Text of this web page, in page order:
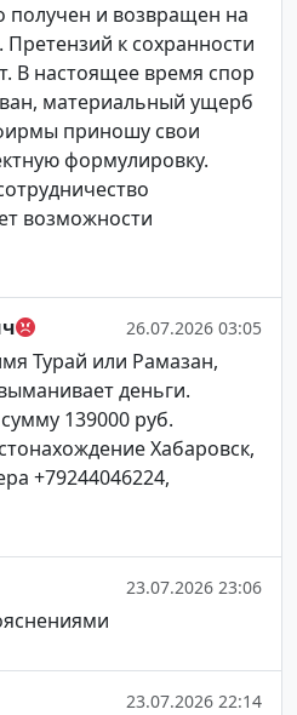
получен и возвращен на
Претензий к сохранности
В настоящее время спор
материальный ущерб
приношу свои
формулировку.
возможности
26.07.2026 03:05
Турай или Рамазан,
деньги.
139000 руб.
Хабаровск,
+79244046224,
23.07.2026 23:06
23.07.2026 22:14